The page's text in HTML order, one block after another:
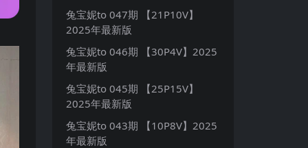
兔宝妮to 047期 【21P10V】
2025年最新版
兔宝妮to 046期 【30P4V】2025
年最新版
兔宝妮to 045期 【25P15V】
2025年最新版
兔宝妮to 043期 【10P8V】2025
年最新版